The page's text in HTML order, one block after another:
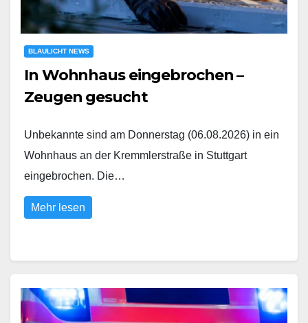
BLAULICHT NEWS
In Wohnhaus eingebrochen –
Zeugen gesucht
Unbekannte sind am Donnerstag (06.08.2026) in ein
Wohnhaus an der Kremmlerstraße in Stuttgart
eingebrochen. Die…
Mehr lesen